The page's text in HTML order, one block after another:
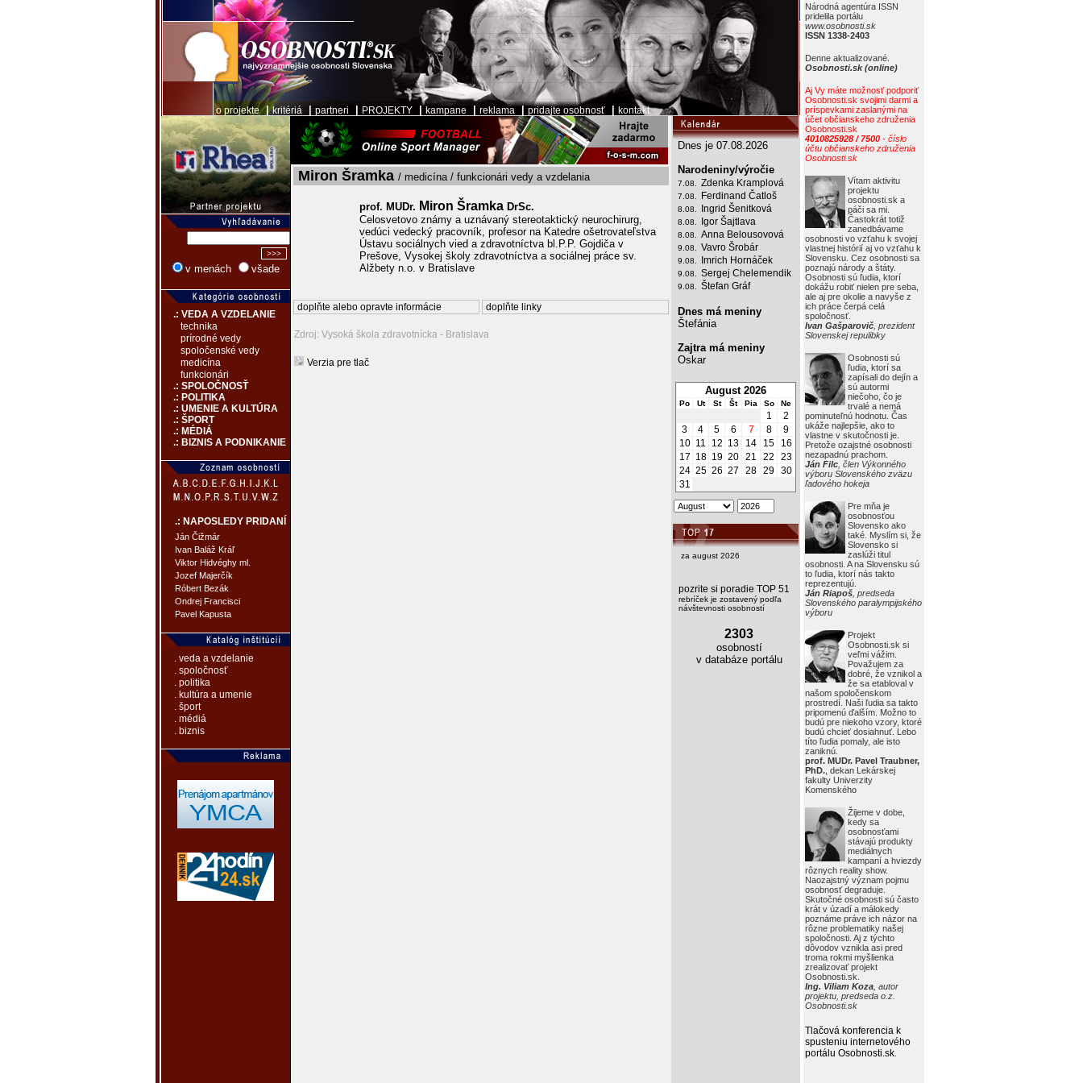
o projekte|kritériá partneri PROJEKTY kampane reklama pridajte osobnosť kontakt
Národná agentúra ISSN
pridelila portálu
www.osobnosti.sk
ISSN 1338-2403
Denne aktualizované.
Osobnosti.sk (online)
Aj Vy máte možnosť podporiť
Osobnosti.sk svojimi darmi a
príspevkami zaslanými na
účet občianskeho združenia
Osobnosti.sk
4010825928 / 7500 - číslo
účtu občianskeho združenia
Osobnosti.sk
Vítam aktivitu
projektu
osobnosti.sk a
páči sa mi.
Častokrát totiž
zanedbávame
osobnosti vo vzťahu k svojej
vlastnej histórií aj vo vzťahu k
Slovensku. Cez osobnosti sa
poznajú národy a štáty.
Osobnosti sú ľudia, ktorí
dokážu robiť nielen pre seba,
ale aj pre okolie a navyše z
ich práce čerpá celá
spoločnosť.
Ivan Gašparovič , prezident
Slovenskej repulibky
Osobnosti sú
ľudia, ktorí sa
zapísali do dejín a
sú autormi
niečoho, čo je
trvalé a nemá
pominuteľnú hodnotu. Čas
ukáže najlepšie, ako to
vlastne v skutočnosti je.
Pretože ozajstné osobnosti
nezapadnú prachom.
Ján Filc , člen Výkonného
výboru Slovenského zväzu
ľadového hokeja
Pre mňa je
osobnosťou
Slovensko ako
také. Myslím si, že
Slovensko si
zaslúži titul
osobnosti. A na Slovensku sú
to ľudia, ktorí nás takto
reprezentujú.
Ján Riapoš , predseda
Slovenského paralympijského
výboru
Projekt
Osobnosti.sk si
veľmi vážim.
Považujem za
dobré, že vznikol a
že sa etabloval v
našom spoločenskom
prostredí. Naši ľudia sa takto
pripomenú ďalším. Možno to
budú pre niekoho vzory, ktoré
budú chcieť dosiahnuť. Lebo
títo ľudia pomaly, ale isto
zaniknú.
prof. MUDr. Pavel Traubner,
PhD. , dekan Lekárskej
fakulty Univerzity
Komenského
Žijeme v dobe,
kedy sa
osobnosťami
stávajú produkty
mediálnych
kampaní a hviezdy
rôznych reality show.
Naozajstný význam pojmu
osobnosť degraduje.
Skutočné osobnosti sú často
krát v úzadí a málokedy
poznáme práve ich názor na
rôzne problematiky našej
spoločnosti. Aj z týchto
dôvodov vznikla asi pred
troma rokmi myšlienka
zrealizovať projekt
Osobnosti.sk.
Ing. Viliam Koza , autor
projektu, predseda o.z.
Osobnosti.sk
Tlačová konferencia k
spusteniu internetového
portálu Osobnosti.sk
v menách všade
.: VEDA A VZDELANIE
technika
prírodné vedy
spoločenské vedy
medicína
funkcionári
.: SPOLOČNOSŤ
.: POLITIKA
.: UMENIE A KULTÚRA
.: ŠPORT
.: MÉDIÁ
.: BIZNIS A PODNIKANIE
.: NAPOSLEDY PRIDANÍ
Ján Čižmár
Ivan Baláž Kráľ
Viktor Hidvéghy ml.
Jozef Majerčík
Róbert Bezák
Ondrej Francisci
Pavel Kapusta
. veda a vzdelanie
. spoločnosť
. politika
. kultúra a umenie
. šport
. médiá
. biznis
Miron Šramka / medicína / funkcionári vedy a vzdelania
prof. MUDr. Miron Šramka DrSc.
Celosvetovo známy a uznávaný stereotaktický neurochirurg,
vedúci vedecký pracovník, profesor na Katedre ošetrovateľstva
Ústavu sociálnych vied a zdravotníctva bl.P.P. Gojdiča v
Prešove, Vysokej školy zdravotníctva a sociálnej práce sv.
Alžbety n.o. v Bratislave
doplňte alebo opravte informácie doplňte linky
Zdroj: Vysoká škola zdravotnícka - Bratislava
Verzia pre tlač
Dnes je 07.08.2026
Narodeniny/výročie
7.08. Zdenka Kramplová
7.08. Ferdinand Čatloš
8.08. Ingrid Šenitková
8.08. Igor Šajtlava
8.08. Anna Belousovová
9.08. Vavro Šrobár
9.08. Imrich Hornáček
9.08. Sergej Chelemendik
9.08. Štefan Gráf
Dnes má meniny
Štefánia
Zajtra má meniny
Oskar
August 2026
Po Ut St Št Pia So Ne
1
2
3
4 5 6 7 8
9
10 11 12 13 14 15
16
17 18 19 20 21 22
23
24 25 26 27 28 29 30
31
za august 2026
pozrite si poradie TOP 51
rebríček je zostavený podľa
návštevnosti osobností
2303
osobností
v databáze portálu